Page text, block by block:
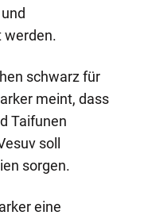
werden.
schwarz für
meint, dass
Taifunen
soll
sorgen.
eine